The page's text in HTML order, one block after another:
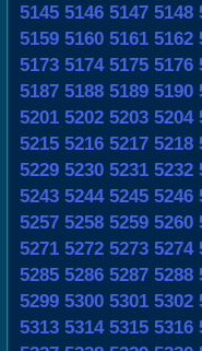
5145 5146 5147 5148
5159 5160 5161 5162
5173 5174 5175 5176
5187 5188 5189 5190
5201 5202 5203 5204
5215 5216 5217 5218
5229 5230 5231 5232
5243 5244 5245 5246
5257 5258 5259 5260
5271 5272 5273 5274
5285 5286 5287 5288
5299 5300 5301 5302
5313 5314 5315 5316